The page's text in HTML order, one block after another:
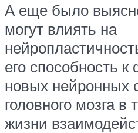
А еще было
могут влиять на
его способность
новых нейронных
головного мозга в
жизни